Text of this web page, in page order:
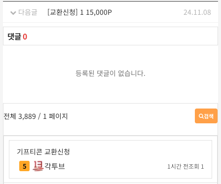
다음글 [교환신청] 1 15,000P 24.11.08
댓글0
등록된 댓글이 없습니다.
전체 3,889 / 1 페이지 검색
게
판
검
기프티콘 교환신청
5 각투브 1시간 전조회 1